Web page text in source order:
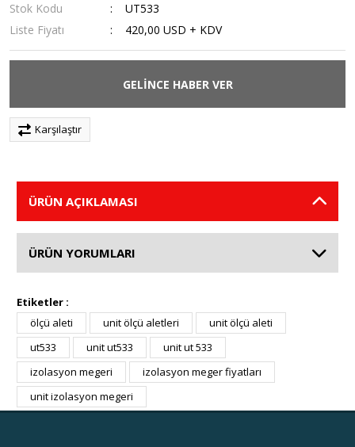
Stok Kodu
UT533
Liste Fiyatı
420,00 USD + KDV
GELİNCE HABER VER
Karşılaştır
ÜRÜN AÇIKLAMASI
ÜRÜN YORUMLARI
Etiketler :
ölçü aleti
unit ölçü aletleri
unit ölçü aleti
ut533
unit ut533
unit ut 533
izolasyon megeri
izolasyon meger fiyatları
unit izolasyon megeri